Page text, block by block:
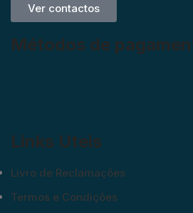
Ver contactos
Métodos de
Links Uteis
Livro de Reclamações
Termos e Condições